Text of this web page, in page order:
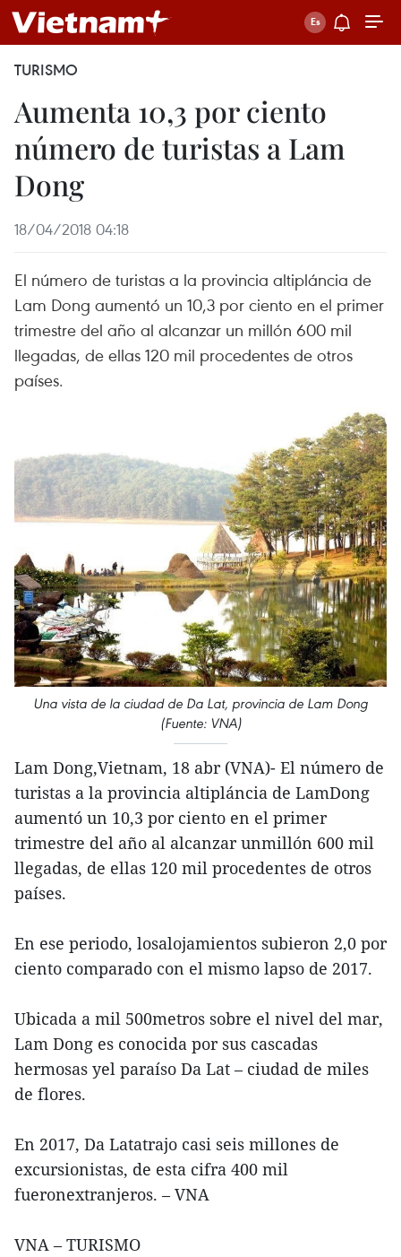
TURISMO
Aumenta 10,3 por ciento
número de turistas a Lam
Dong
18/04/2018 04:18
El número de turistas a la provincia altipláncia de
Lam Dong aumentó un 10,3 por ciento en el primer
trimestre del año al alcanzar un millón 600 mil
llegadas, de ellas 120 mil procedentes de otros
países.
Una vista de la ciudad de Da Lat, provincia de Lam Dong
(Fuente: VNA)
Lam Dong,Vietnam, 18 abr (VNA)- El número de
turistas a la provincia altipláncia de LamDong
aumentó un 10,3 por ciento en el primer
trimestre del año al alcanzar unmillón 600 mil
llegadas, de ellas 120 mil procedentes de otros
países.
En ese periodo, losalojamientos subieron 2,0 por
ciento comparado con el mismo lapso de 2017.
Ubicada a mil 500metros sobre el nivel del mar,
Lam Dong es conocida por sus cascadas
hermosas yel paraíso Da Lat – ciudad de miles
de flores.
En 2017, Da Latatrajo casi seis millones de
excursionistas, de esta cifra 400 mil
fueronextranjeros. – VNA
VNA – TURISMO